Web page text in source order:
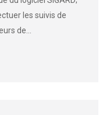
les suivis de
de…